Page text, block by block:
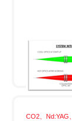
CO2、Nd:YAG